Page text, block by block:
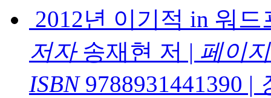
2012년 이기적 in 워
저자송재현 저 | 페이지
ISBN9788931441390 |